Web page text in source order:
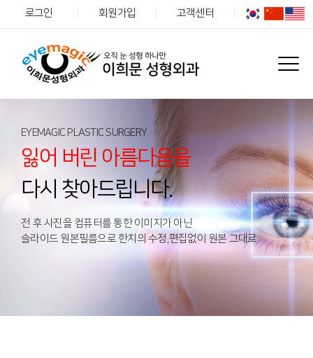
로그인 회원가입 고객센터
EYEMAGIC PLASTIC SURGERY
잃어 버린 아름다움을
다시 찾아드립니다.
전 후 사진을 컴퓨터를 통한 이미지가 아닌
슬라이드 원본필름으로 한치의 수정,편집없이 원본 그대로